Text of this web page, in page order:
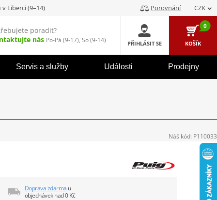
v Liberci (9–14) Porovnání CZK
poradit?
nás Po-Pá (9-17), So (9-14) PŘIHLÁSIT SE
0
KOŠÍK
Servis a služby Události Prodejny
Doprava zdarma u
objednávek nad 0 Kč
Náš kód: P110033